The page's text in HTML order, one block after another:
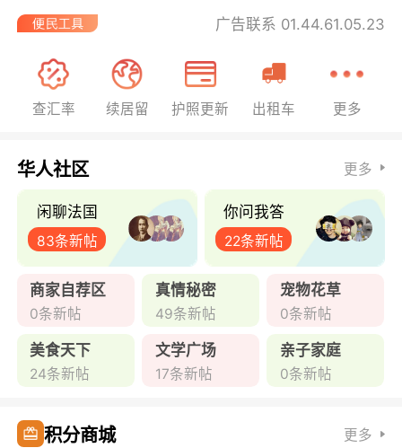
广告联系 01.44.61.05.23
查汇率 续居留 护照更新 出租车 更多
华人社区 更多
闲聊法国
83条新帖
你问我答
22条新帖
商家自荐区
0条新帖
真情秘密
49条新帖
宠物花草
0条新帖
美食天下
24条新帖
文学广场
17条新帖
亲子家庭
0条新帖
积分商城 更多